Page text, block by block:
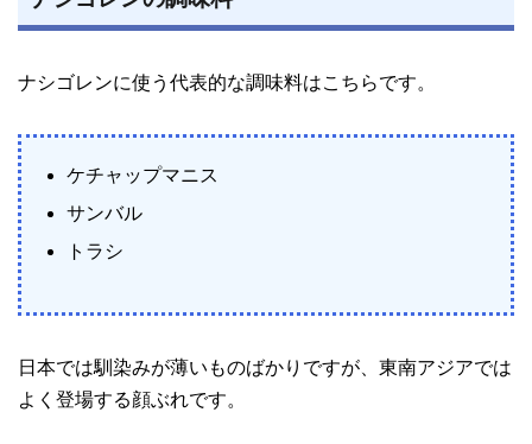
ナシゴレンに使う代表的な調味料はこちらです。
ケチャップマニス
サンバル
トラシ
日本では馴染みが薄いものばかりですが、東南アジアでは
よく登場する顔ぶれです。